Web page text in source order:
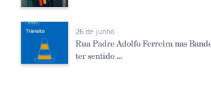
26 de junho
Rua Padre Adolfo Ferreira nas
ter sentido ...